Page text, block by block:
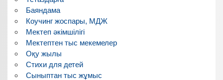
Баяндама
Коучинг жоспары, МДЖ
Мектеп әкімшілігі
Мектептен тыс мекемелер
Оқу жылы
Стихи для детей
Сыныптан тыс жұмыс